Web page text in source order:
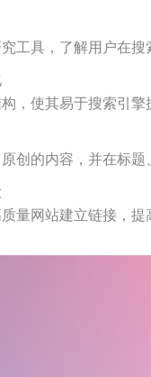
工具，了解用户在
，使其易于搜索引
创的内容，并在标
量网站建立链接，